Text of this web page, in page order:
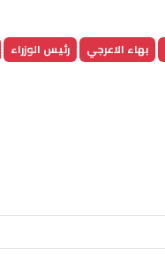
بهاء الاعرجي رئيس الوزراء